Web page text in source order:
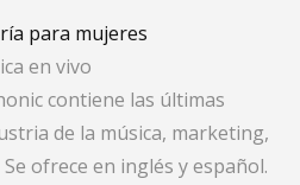
para mujeres
en vivo
contiene las últimas
de la música, marketing,
ofrece en inglés y español.